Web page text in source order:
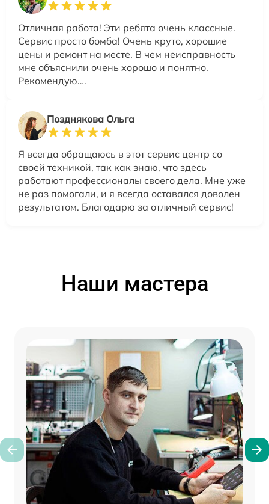
Отличная работа! Эти ребята очень классные.
Сервис просто бомба! Очень круто, хорошие
цены и ремонт на месте. В чем неисправность
мне объяснили очень хорошо и понятно.
Рекомендую….
Позднякова Ольга
Я всегда обращаюсь в этот сервис центр со
своей техникой, так как знаю, что здесь
работают профессионалы своего дела. Мне уже
не раз помогали, и я всегда оставался доволен
результатом. Благодарю за отличный сервис!
Наши мастера